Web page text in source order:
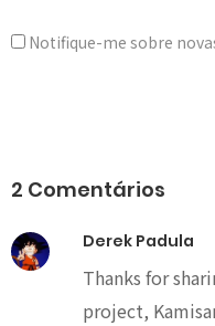
Notifique-me sobre
2 Comentários
Derek Padula
Thanks for
project,